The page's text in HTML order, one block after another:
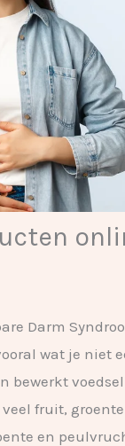
Darm
wat je niet
bewerkt
fruit,
en